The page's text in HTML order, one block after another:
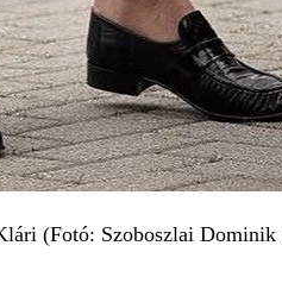
(Fotó: Szoboszlai Dominik